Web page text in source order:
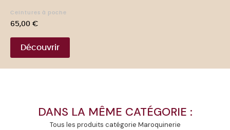
Ceintures à poche
Prix
65,00 €
Découvrir
DANS LA MÊME CATÉGORIE :
Tous les produits catégorie Maroquinerie